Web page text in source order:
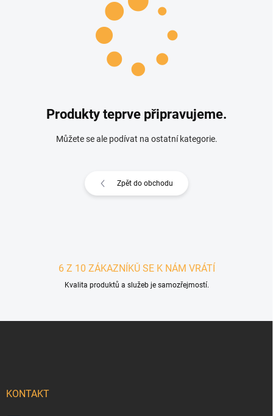
Produkty teprve připravujeme.
Můžete se ale podívat na ostatní kategorie.
Zpět do obchodu
6 Z 10 ZÁKAZNÍKŮ SE K NÁM VRÁTÍ
Kvalita produktů a služeb je samozřejmostí.
KONTAKT